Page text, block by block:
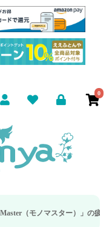
0
マスター）」の疲労回復・